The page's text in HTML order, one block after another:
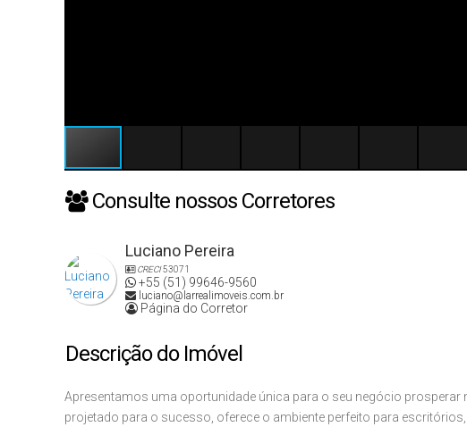
Consulte nossos Corretores
Luciano Pereira
CRECI53071
+55 (51) 99646-9560
luciano@larrealimoveis.com.br
Página do Corretor
Descrição do Imóvel
Apresentamos uma oportunidade única para o seu negócio prosperar
projetado para o sucesso, oferece o ambiente perfeito para